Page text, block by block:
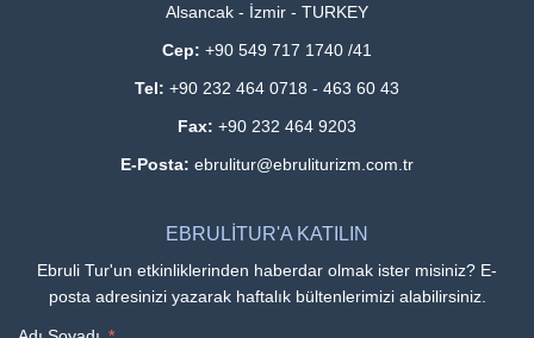
Alsancak - İzmir - TURKEY
Cep: +90 549 717 1740 /41
Tel: +90 232 464 0718 - 463 60 43
Fax: +90 232 464 9203
E-Posta: ebrulitur@ebruliturizm.com.tr
EBRULİTUR'A KATILIN
Ebruli Tur'un etkinliklerinden haberdar olmak ister misiniz? E-
posta adresinizi yazarak haftalık bültenlerimizi alabilirsiniz.